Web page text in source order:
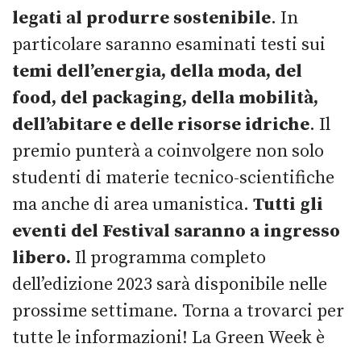
legati al produrre sostenibile. In
particolare saranno esaminati testi sui
temi dell’energia, della moda, del
food, del packaging, della mobilità,
dell’abitare e delle risorse idriche. Il
premio punterà a coinvolgere non solo
studenti di materie tecnico-scientifiche
ma anche di area umanistica. Tutti gli
eventi del Festival saranno a ingresso
libero. Il programma completo
dell’edizione 2023 sarà disponibile nelle
prossime settimane. Torna a trovarci per
tutte le informazioni! La Green Week è